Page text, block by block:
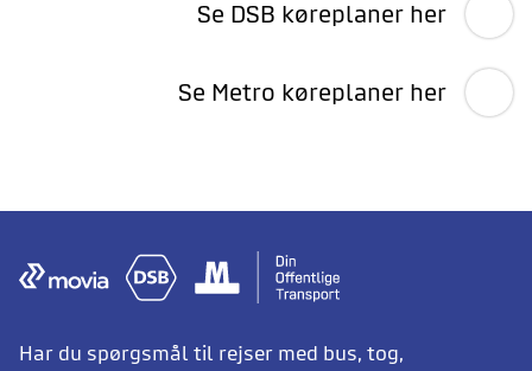
Se DSB køreplaner her
Se Metro køreplaner her
Har du spørgsmål til rejser med bus, tog,